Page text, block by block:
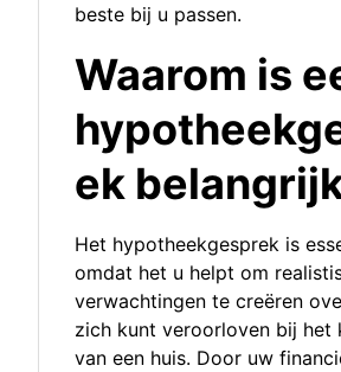
beste bij u passen.
Waarom is
ek
Het hypotheekgesprek is
omdat het u helpt om
verwachtingen te creëren
zich kunt veroorloven bij het
van een huis. Door uw